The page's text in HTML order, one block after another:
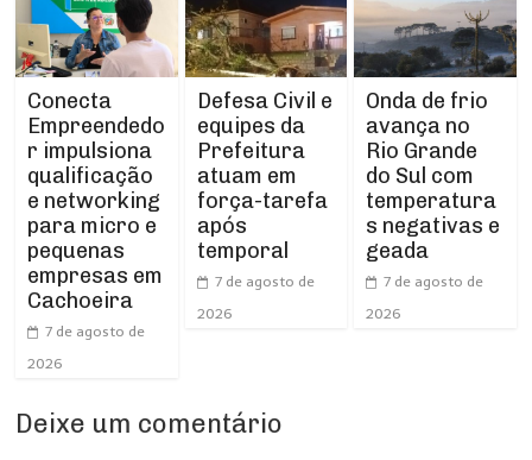
Conecta
Empreendedo
r impulsiona
qualificação
e networking
para micro e
pequenas
empresas em
Cachoeira
7 de agosto de
2026
Defesa Civil e
equipes da
Prefeitura
atuam em
força-tarefa
após
temporal
7 de agosto de
2026
Onda de frio
avança no
Rio Grande
do Sul com
temperatura
s negativas e
geada
7 de agosto de
2026
Deixe um comentário